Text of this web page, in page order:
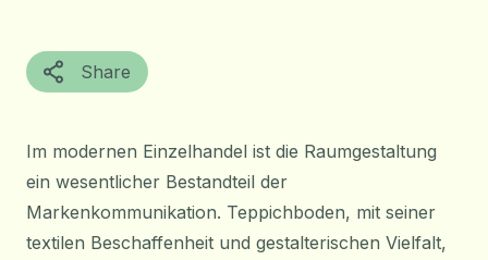
Share
Im modernen Einzelhandel ist die Raumgestaltung
ein wesentlicher Bestandteil der
Markenkommunikation. Teppichboden, mit seiner
textilen Beschaffenheit und gestalterischen Vielfalt,